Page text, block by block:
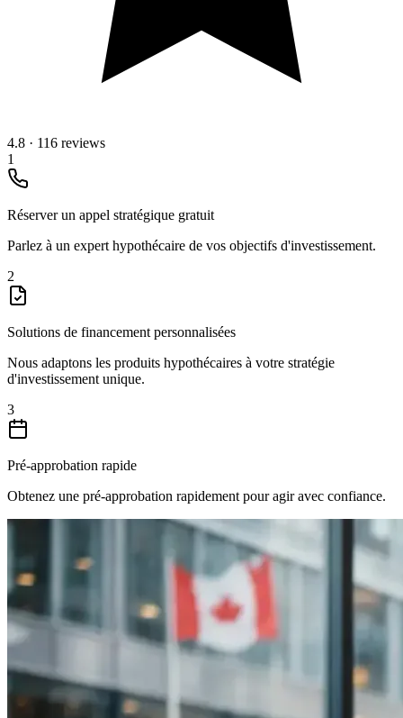
4.8 · 116 reviews
1
Réserver un appel stratégique gratuit
Parlez à un expert hypothécaire de vos objectifs d'investissement.
2
Solutions de financement personnalisées
Nous adaptons les produits hypothécaires à votre stratégie
d'investissement unique.
3
Pré-approbation rapide
Obtenez une pré-approbation rapidement pour agir avec confiance.